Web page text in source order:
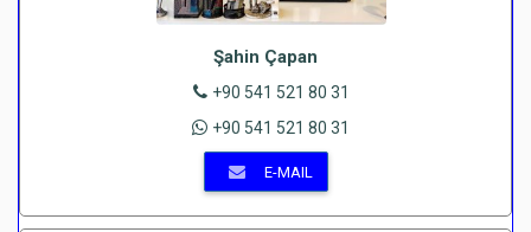
Şahin Çapan
+90 541 521 80 31
+90 541 521 80 31
E-MAIL